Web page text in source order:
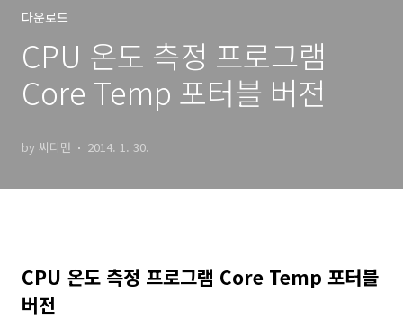
다운로드
CPU 온도 측정 프로그램
Core Temp 포터블 버전
by 씨디맨 2014. 1. 30.
CPU 온도 측정 프로그램 Core Temp 포터블
버전